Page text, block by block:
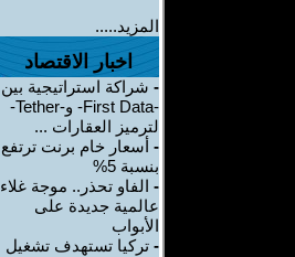
المزيد.....
اخبار الاقتصاد
- شراكة استراتيجية بين
-First Data- و-Tether-
لترميز العقارات ...
- أسعار خام برنت ترتفع
بنسبة 5%
- الفاو تحذر.. موجة غلاء
عالمية جديدة على
الأبواب
- تركيا تستهدف تشغيل